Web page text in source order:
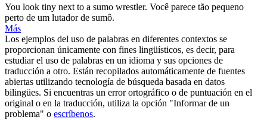
You look tiny next to a sumo wrestler. Você parece tão pequeno
perto de um lutadorde sumô.
Más
Los ejemplos del uso de palabras en diferentes contextos se
proporcionan únicamente con fines lingüísticos, es decir, para
estudiar el uso de palabras en un idioma y sus opciones de
traducción a otro. Están recopilados automáticamente de fuentes
abiertas utilizando tecnología de búsqueda basada en datos
bilingües. Si encuentras un error ortográfico o de puntuación en el
original o en la traducción, utiliza la opción "Informar de un
problema" o escríbenos.